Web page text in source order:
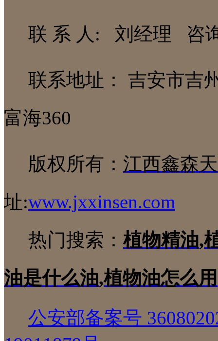
联 系 人: 刘经理 咨询
联系地址： 吉安市吉
富海360
版权所有： 江西鑫森
址:www.jxxinsen.com
热门搜索： 植物精油,
油是什么油,植物油怎么用
公安部备案号